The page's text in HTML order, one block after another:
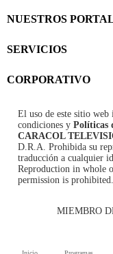
NUESTROS
SERVICIOS
CORPORATIVO
El uso de este sitio
condiciones y Políticas
CARACOL
D.R.A. Prohibida su
traducción a cualquier
Reproduction in whole
permission is
MIEMBRO